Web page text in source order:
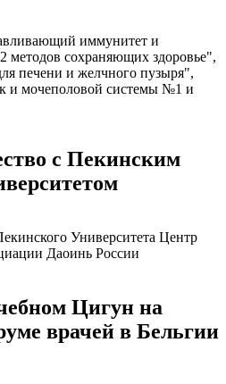
иммунитет и
методов сохраняющих здоровье",
печени и желчного пузыря",
и мочеполовой системы №1 и
с Пекинским
Университета Центр
Даоинь России
Цигун на
врачей в Бельгии